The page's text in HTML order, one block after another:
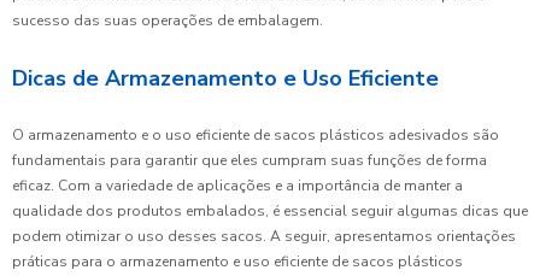
sucesso das suas operações de embalagem.
Dicas de Armazenamento e Uso Eficiente
O armazenamento e o uso eficiente de sacos plásticos adesivados são
fundamentais para garantir que eles cumpram suas funções de forma
eficaz. Com a variedade de aplicações e a importância de manter a
qualidade dos produtos embalados, é essencial seguir algumas dicas que
podem otimizar o uso desses sacos. A seguir, apresentamos orientações
práticas para o armazenamento e uso eficiente de sacos plásticos